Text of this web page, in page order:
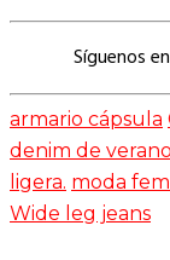
Síguenos
armario cápsula
denim de verano
ligera. moda
Wide leg jeans